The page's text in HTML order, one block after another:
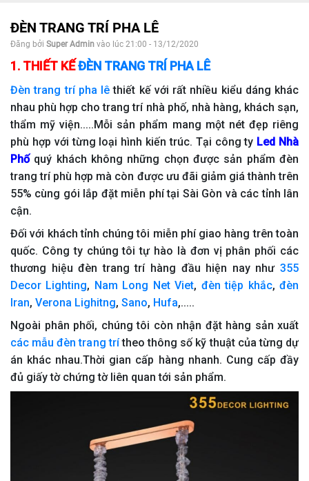
ĐÈN TRANG TRÍ PHA LÊ
Đăng bởi Super Admin vào lúc 21:00 - 13/12/2020
1. THIẾT KẾĐÈN TRANG TRÍ PHA LÊ
Đèn trang trí pha lê thiết kế với rất nhiều kiểu dáng khác
nhau phù hợp cho trang trí nhà phố, nhà hàng, khách sạn,
thẩm mỹ viện.....Mỗi sản phẩm mang một nét đẹp riêng
phù hợp với từng loại hình kiến trúc. Tại công ty Led Nhà
Phốquý khách không những chọn được sản phẩm đèn
trang trí phù hợp mà còn được ưu đãi giảm giá thành trên
55% cùng gói lắp đặt miễn phí tại Sài Gòn và các tỉnh lân
cận.
Đối với khách tỉnh chúng tôi miễn phí giao hàng trên toàn
quốc. Công ty chúng tôi tự hào là đơn vị phân phối các
thương hiệu đèn trang trí hàng đầu hiện nay như 355
Decor Lighting, Nam Long Net Viet, đèn tiệp khắc,đèn
Iran, Verona Lighitng, Sano, Hufa,.....
Ngoài phân phối, chúng tôi còn nhận đặt hàng sản xuất
các mẫu đèn trang trítheo thông số kỹ thuật của từng dự
án khác nhau.Thời gian cấp hàng nhanh. Cung cấp đầy
đủ giấy tờ chứng tờ liên quan tới sản phẩm.